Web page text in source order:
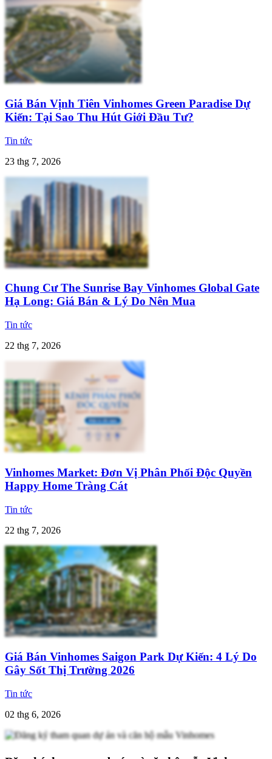
Giá Bán Vịnh Tiên Vinhomes Green Paradise Dự
Kiến: Tại Sao Thu Hút Giới Đầu Tư?
Tin tức
23 thg 7, 2026
Chung Cư The Sunrise Bay Vinhomes Global Gate
Hạ Long: Giá Bán & Lý Do Nên Mua
Tin tức
22 thg 7, 2026
Vinhomes Market: Đơn Vị Phân Phối Độc Quyền
Happy Home Tràng Cát
Tin tức
22 thg 7, 2026
Giá Bán Vinhomes Saigon Park Dự Kiến: 4 Lý Do
Gây Sốt Thị Trường 2026
Tin tức
02 thg 6, 2026